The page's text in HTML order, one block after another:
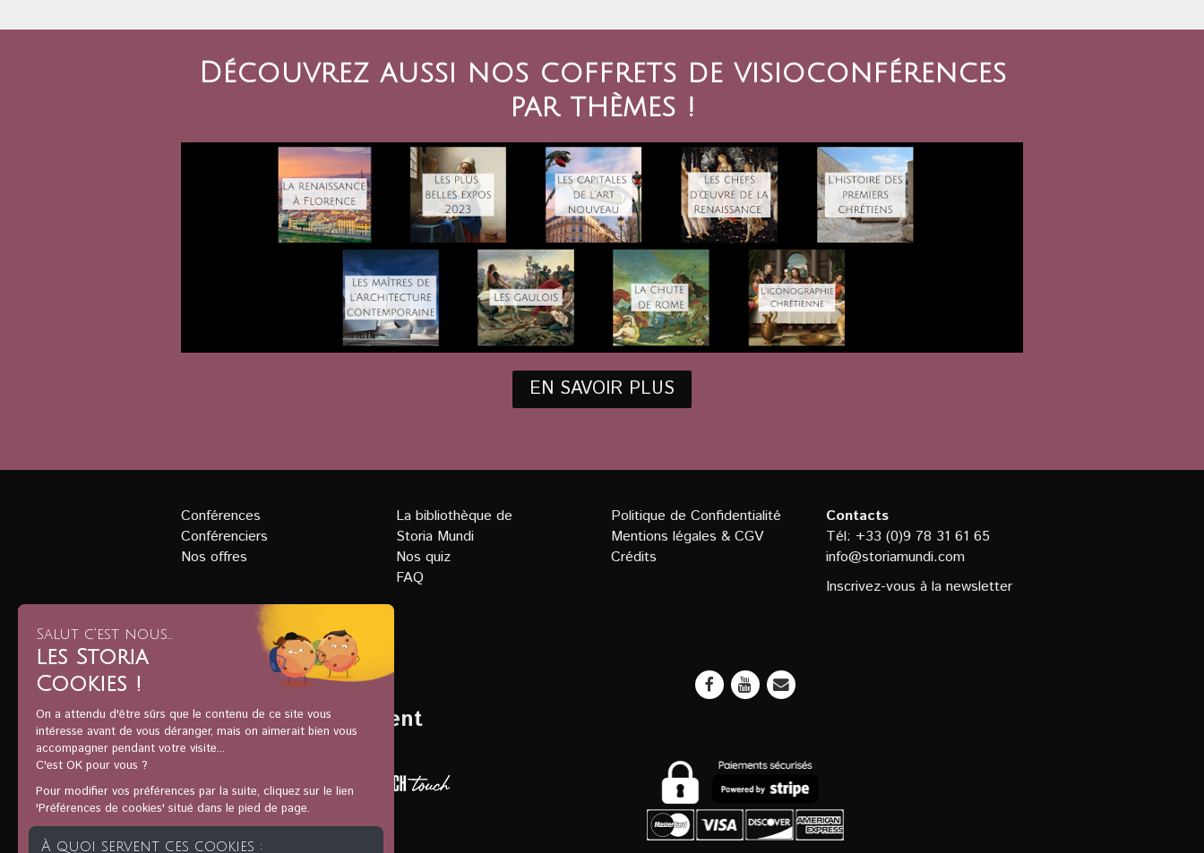
Découvrez aussi nos coffrets de visioconférences
par thèmes !
EN SAVOIR PLUS
Conférences
Conférenciers
Nos offres
La bibliothèque de
Storia Mundi
Nos quiz
FAQ
Politique de Confidentialité
Mentions légales & CGV
Crédits
Contacts
Tél: +33 (0)9 78 31 61 65
info@storiamundi.com
Inscrivez-vous à la newsletter
Ils nous soutiennent